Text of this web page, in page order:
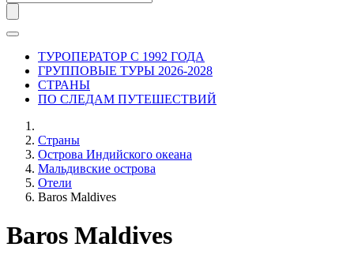
ТУРОПЕРАТОР С 1992 ГОДА
ГРУППОВЫЕ ТУРЫ 2026-2028
СТРАНЫ
ПО СЛЕДАМ ПУТЕШЕСТВИЙ
Страны
Острова Индийского океана
Мальдивские острова
Отели
Baros Maldives
Baros Maldives